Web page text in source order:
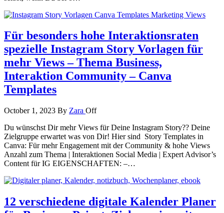
Für besonders hohe Interaktionsraten
spezielle Instagram Story Vorlagen für
mehr Views – Thema Business,
Interaktion Community – Canva
Templates
October 1, 2023 By Zara Off
Du wünschst Dir mehr Views für Deine Instagram Story?? Deine
Zielgruppe erwartet was von Dir! Hier sind Story Templates in
Canva: Für mehr Engagement mit der Community & hohe Views
Anzahl zum Thema | Interaktionen Social Media | Expert Advisor’s
Content für IG EIGENSCHAFTEN: –…
12 verschiedene digitale Kalender Planer